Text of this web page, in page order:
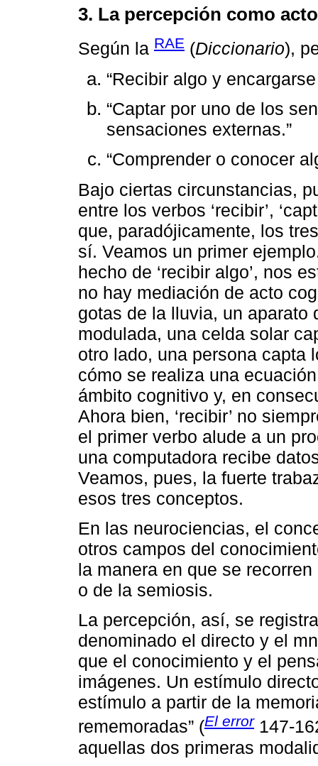
3. La percepción como
Según la RAE (Diccionario),
“Recibir algo y
“Captar por uno de los
sensaciones externas.”
“Comprender o conocer
Bajo ciertas circunstancias,
entre los verbos ‘recibir’,
que, paradójicamente, los
sí. Veamos un primer
hecho de ‘recibir algo’, nos
no hay mediación de acto
gotas de la lluvia, un aparato
modulada, una celda solar
otro lado, una persona capta
cómo se realiza una
ámbito cognitivo y, en
Ahora bien, ‘recibir’ no
el primer verbo alude a un
una computadora recibe
Veamos, pues, la fuerte
esos tres conceptos.
En las neurociencias, el
otros campos del
la manera en que se
o de la semiosis.
La percepción, así, se
denominado el directo y el
que el conocimiento y el
imágenes. Un estímulo
estímulo a partir de la
rememoradas” (El error147-
aquellas dos primeras